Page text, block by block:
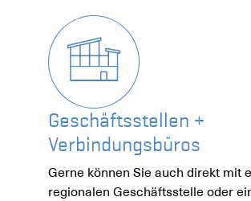
Geschäftsstellen +
Verbindungsbüros
Gerne können Sie auch direkt mit
regionalen Geschäftsstelle oder